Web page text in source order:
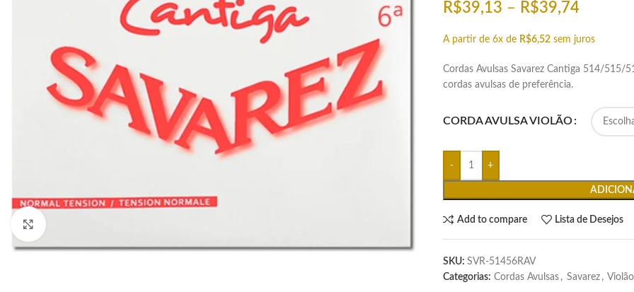
R$39,13 – R$39,74
A partir de 6x de R$6,52 sem juros
Cordas Avulsas Savarez Cantiga 514/515/
cordas avulsas de preferência.
CORDA AVULSA VIOLÃO
Add to compare Lista de Desejos
SKU: SVR-51456RAV
Categorias: Cordas Avulsas , Savarez , Violão